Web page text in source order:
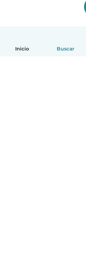
Inicio Buscar